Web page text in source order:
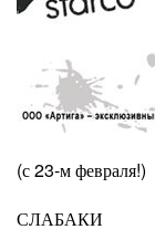
(с 23-м февраля!)
СЛАБАКИ